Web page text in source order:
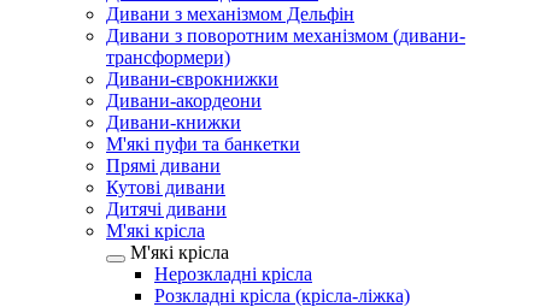
Дивани з механізмом Дельфін
Дивани з поворотним механізмом (дивани-
трансформери)
Дивани-єврокнижки
Дивани-акордеони
Дивани-книжки
М'які пуфи та банкетки
Прямі дивани
Кутові дивани
Дитячі дивани
М'які крісла
М'які крісла
Нерозкладні крісла
Розкладні крісла (крісла-ліжка)